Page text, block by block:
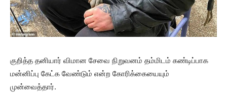
குறித்த தனியார் விமான சேவை நிறுவனம் தம்மிடம் கண்டிப்பாக
மன்னிப்பு கேட்க வேண்டும் என்ற கோரிக்கையையும்
முன்வைத்தார்.